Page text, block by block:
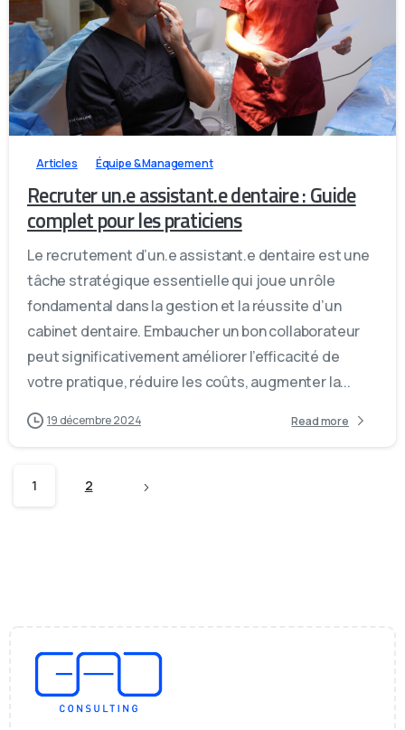
0 8
Articles Équipe & Management
Recruter un.e assistant.e dentaire : Guide
complet pour les praticiens
Le recrutement d’un.e assistant.e dentaire est une
tâche stratégique essentielle qui joue un rôle
fondamental dans la gestion et la réussite d’un
cabinet dentaire. Embaucher un bon collaborateur
peut significativement améliorer l’efficacité de
votre pratique, réduire les coûts, augmenter la...
19 décembre 2024 Read more
1 2